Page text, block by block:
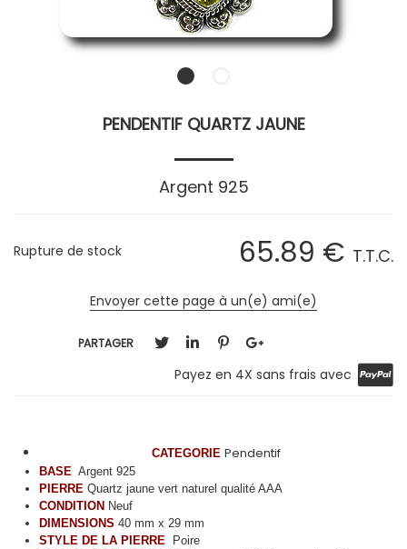
PENDENTIF QUARTZ JAUNE
Argent 925
65.89 € T.T.C.
Rupture de stock
Envoyer cette page à un(e) ami(e)
PARTAGER
Payez en 4X sans frais avec
CATEGORIE Pendentif
BASE Argent 925
PIERRE Quartz jaune vert naturel qualité AAA
CONDITION Neuf
DIMENSIONS 40 mm x 29 mm
STYLE DE LA PIERRE
Poire